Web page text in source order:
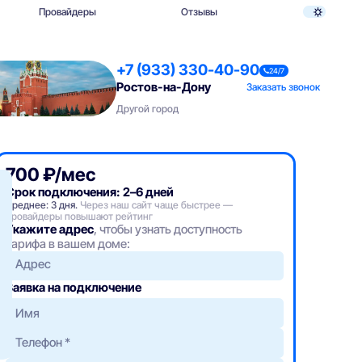
Провайдеры Отзывы
+7 (933) 330-40-90 24/7
Ростов-на-Дону
Заказать звонок
Другой город
700 ₽/мес
Срок подключения: 2–6 дней
Среднее: 3 дня. Через наш сайт чаще быстрее —
провайдеры повышают рейтинг
Укажите адрес, чтобы узнать доступность
тарифа в вашем доме:
Адрес
Заявка на подключение